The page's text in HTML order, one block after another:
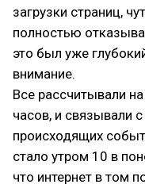
загрузки страниц,
полностью
это был уже
внимание.
Все рассчитывали
часов, и связывали
происходящих
стало утром 10 в
что интернет в том